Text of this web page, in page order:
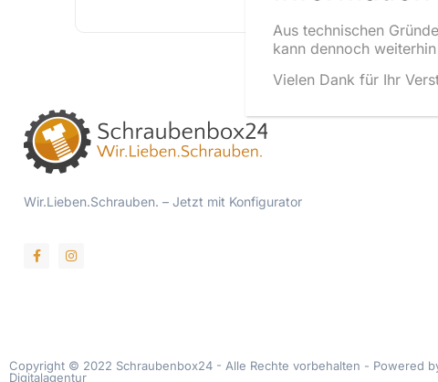
Wir.Lieben.Schrauben. – Jetzt mit Konfigurator
Copyright © 2022 Schraubenbox24 - Alle Rechte vorbehalten - Powered
Digitalagentur
Aus technischen
kann dennoch
Vielen Dank für Ihr
Der Konfigurator befindet sich gerade in der